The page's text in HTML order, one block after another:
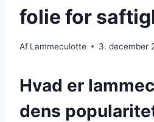
folie for
Af Lammeculotte 3. december
Hvad er
dens